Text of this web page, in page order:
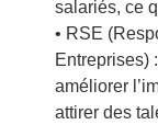
salariés, ce
• RSE
Entreprises)
améliorer
attirer des